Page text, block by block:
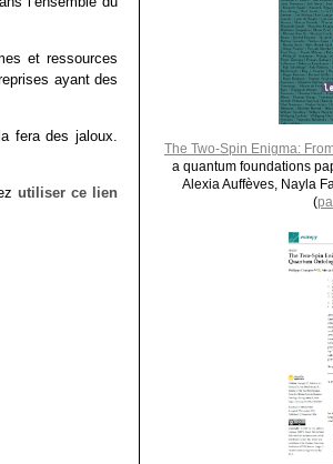
et ressources
ayant des
fera des jaloux.
utiliser ce lien
The Two-Spin Enigma:
a quantum foundations
Alexia Auffèves, Nayla
(